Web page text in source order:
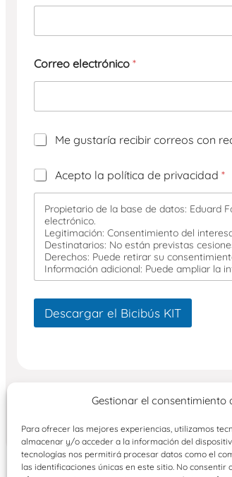
Gestionar el consentimiento
Para ofrecer las mejores experiencias, utilizamos
almacenar y/o acceder a la información del
tecnologías nos permitirá procesar datos como el
las identificaciones únicas en este sitio. No
Correo electrónico *
R
i
b
Me gustaría recibir correos con
C
d
i
ó
n
*
Acepto la política de privacidad *
Propietario de la base de datos: Eduard
electrónico.
Legitimación: Consentimiento del
Destinatarios: No están previstas
Derechos: Puede retirar su
Información adicional: Puede ampliar la
Descargar el Bicibús KIT